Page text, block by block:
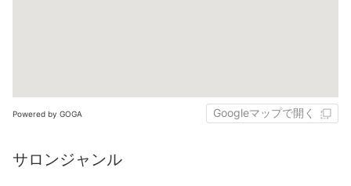
Powered by GOGA Googleマップで開く
サロンジャンル